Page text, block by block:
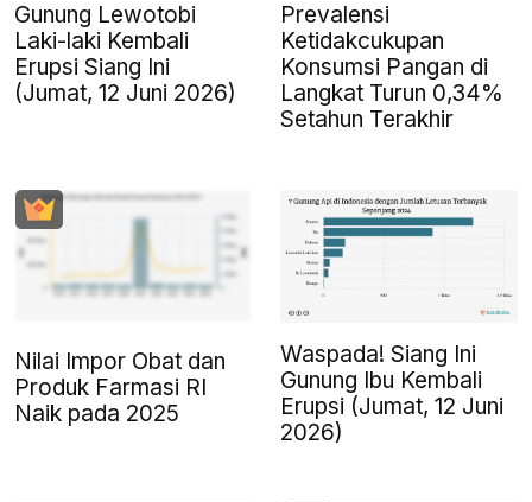
Gunung Lewotobi
Laki-laki Kembali
Erupsi Siang Ini
(Jumat, 12 Juni 2026)
Prevalensi
Ketidakcukupan
Konsumsi Pangan di
Langkat Turun 0,34%
Setahun Terakhir
Nilai Impor Obat dan
Produk Farmasi RI
Naik pada 2025
Waspada! Siang Ini
Gunung Ibu Kembali
Erupsi (Jumat, 12 Juni
2026)